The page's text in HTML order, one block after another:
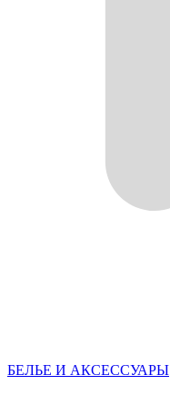
БЕЛЬЕ И АКСЕССУАРЫ